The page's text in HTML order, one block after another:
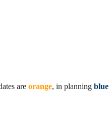
are orange, in planning blue